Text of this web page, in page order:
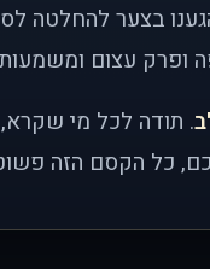
בצער להחלטה
עצום
. תודה לכל מי
כל הקסם הזה